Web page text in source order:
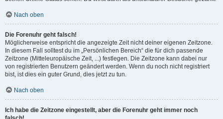
Nach oben
Die Forenuhr geht falsch!
Möglicherweise entspricht die angezeigte Zeit nicht deiner eigenen Zeitzone.
In diesem Fall solltest du im „Persönlichen Bereich“ die für dich passende
Zeitzone (Mitteleuropäische Zeit, ...) festlegen. Die Zeitzone kann dabei nur
von registrierten Benutzern geändert werden. Wenn du noch nicht registriert
bist, ist dies ein guter Grund, dies jetzt zu tun.
Nach oben
Ich habe die Zeitzone eingestellt, aber die Forenuhr geht immer noch